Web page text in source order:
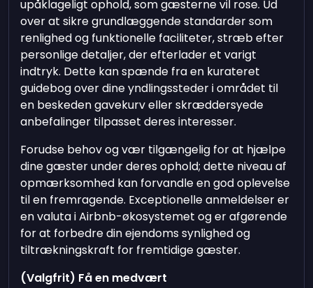
upåklageligt ophold, som gæsterne vil rose. Ud
over at sikre grundlæggende standarder som
renlighed og funktionelle faciliteter, stræb efter
personlige detaljer, der efterlader et varigt
indtryk. Dette kan spænde fra en kurateret
guidebog over dine yndlingssteder i området til
en beskeden gavekurv eller skræddersyede
anbefalinger tilpasset deres interesser.
Forudse behov og vær tilgængelig for at hjælpe
dine gæster under deres ophold; dette niveau af
opmærksomhed kan forvandle en god oplevelse
til en fremragende. Exceptionelle anmeldelser er
en valuta i Airbnb-økosystemet og er afgørende
for at forbedre din ejendoms synlighed og
tiltrækningskraft for fremtidige gæster.
(Valgfrit) Få en medvært